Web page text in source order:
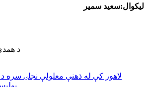
لیکوال:سعید سمیر
د
پوليس له دندو ځنډول شوي.